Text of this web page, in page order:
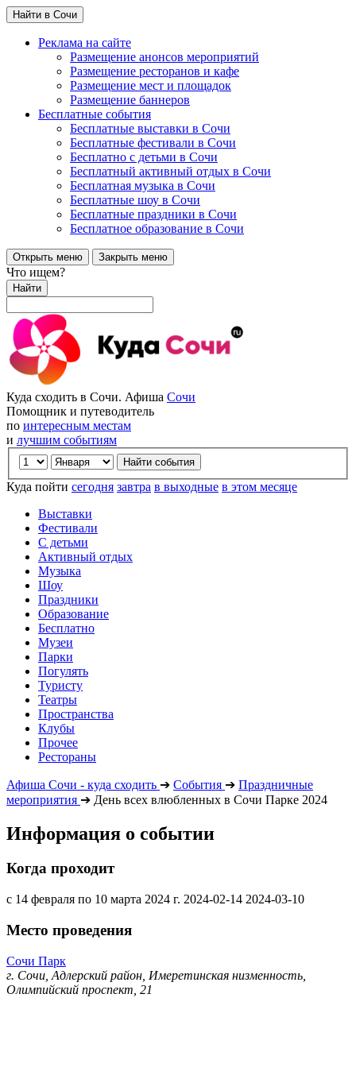
Найти в Сочи
Реклама на сайте
Размещение анонсов мероприятий
Размещение ресторанов и кафе
Размещение мест и площадок
Размещение баннеров
Бесплатные события
Бесплатные выставки в Сочи
Бесплатные фестивали в Сочи
Бесплатно с детьми в Сочи
Бесплатный активный отдых в Сочи
Бесплатная музыка в Сочи
Бесплатные шоу в Сочи
Бесплатные праздники в Сочи
Бесплатное образование в Сочи
Открыть меню Закрыть меню
Что ищем?
Найти
Куда сходить в Сочи. Афиша Сочи
Помощник и путеводитель
по интересным местам
и лучшим событиям
Куда пойти сегодня завтра в выходные в этом месяце
Выставки
Фестивали
С детьми
Активный отдых
Музыка
Шоу
Праздники
Образование
Бесплатно
Музеи
Парки
Погулять
Туристу
Театры
Пространства
Клубы
Прочее
Рестораны
Афиша Сочи - куда сходить ➔ События ➔ Праздничные
мероприятия ➔ День всех влюбленных в Сочи Парке 2024
Информация о событии
Когда проходит
с 14 февраля по 10 марта 2024 г. 2024-02-14 2024-03-10
Место проведения
Сочи Парк
г. Сочи, Адлерский район, Имеретинская низменность,
Олимпийский проспект, 21